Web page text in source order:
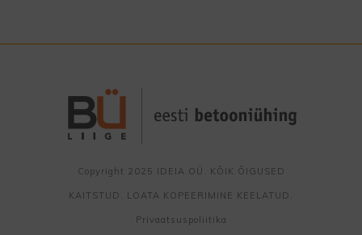
Copyright 2025 IDEIA OÜ. KÕIK ÕIGUSED
KAITSTUD. LOATA KOPEERIMINE KEELATUD.
Privaatsuspoliitika